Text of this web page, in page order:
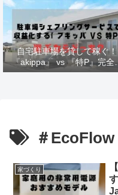
自宅駐車場を貸して稼ぐ！
『akippa』 vs 『特P』完全
較で最適な選択法
＃EcoFlow
家づくり